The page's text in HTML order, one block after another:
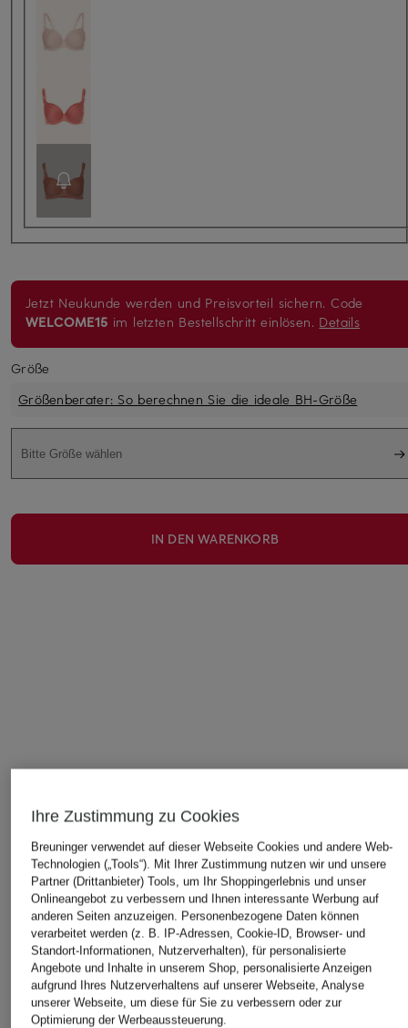
Jetzt Neukunde werden und Preisvorteil sichern. Code
WELCOME15 im letzten Bestellschritt einlösen. Details
Größe
Größenberater: So berechnen Sie die ideale BH-Größe
Bitte Größe wählen
IN DEN WARENKORB
Ihre Zustimmung zu Cookies
Breuninger verwendet auf dieser Webseite Cookies und andere Web-
Technologien („Tools“). Mit Ihrer Zustimmung nutzen wir und unsere
Partner (Drittanbieter) Tools, um Ihr Shoppingerlebnis und unser
Onlineangebot zu verbessern und Ihnen interessante Werbung auf
anderen Seiten anzuzeigen. Personenbezogene Daten können
verarbeitet werden (z. B. IP-Adressen, Cookie-ID, Browser- und
Standort-Informationen, Nutzerverhalten), für personalisierte
Angebote und Inhalte in unserem Shop, personalisierte Anzeigen
aufgrund Ihres Nutzerverhaltens auf unserer Webseite, Analyse
unserer Webseite, um diese für Sie zu verbessern oder zur
Optimierung der Werbeaussteuerung.